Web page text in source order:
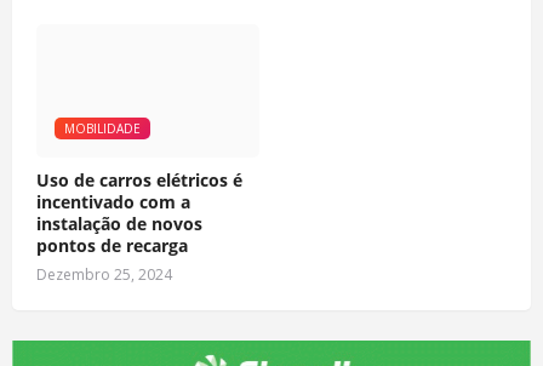
MOBILIDADE
Uso de carros elétricos é
incentivado com a
instalação de novos
pontos de recarga
Dezembro 25, 2024